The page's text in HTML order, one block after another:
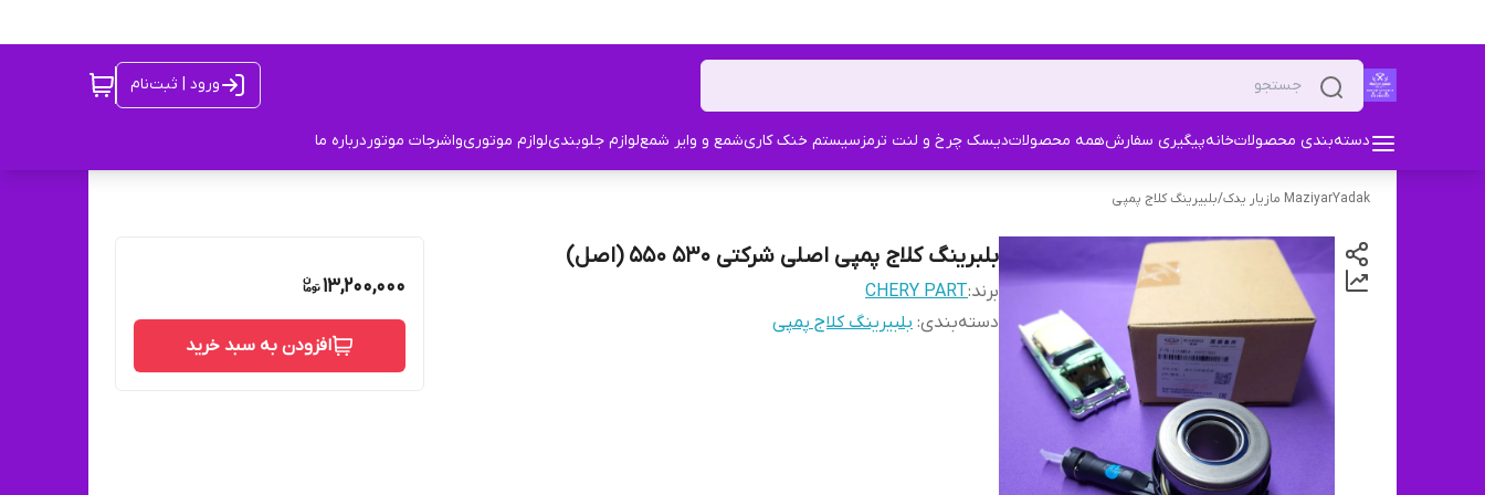
ورود | ثبت‌نام
دسته‌بندی محصولاتخانهپیگیری سفارشهمه محصولاتدیسک چرخ و لنت ترمزسیستم خنک کاریشمع و وایر شمعلوازم جلوبندیلوازم موتوریواشرجات موتوردرباره ما
MaziyarYadak مازیار یدک /بلبیرینگ کلاج پمپی
بلبرینگ کلاج پمپی اصلی شرکتی 530 550 (اصل)
برند:CHERY PART
دسته‌بندی: بلبیرینگ کلاج پمپی
13,200,000
افزودن به سبد خرید